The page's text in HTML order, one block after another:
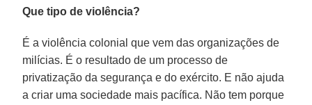
Que tipo de violência?
É a violência colonial que vem das organizações de
milícias. É o resultado de um processo de
privatização da segurança e do exército. E não ajuda
a criar uma sociedade mais pacífica. Não tem porque